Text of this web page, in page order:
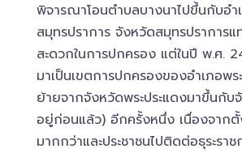
พิจารณาโอนตำบลบางนาไปขึ้นกับอำ
สมุทรปราการ จังหวัดสมุทรปราการแ
สะดวกในการปกครอง แต่ในปี พ.ศ.
มาเป็นเขตการปกครองของอำเภอพร
ย้ายจากจังหวัดพระประแดงมาขึ้นกับ
อยู่ก่อนแล้ว) อีกครั้งหนึ่ง เนื่องจาก
มากกว่าและประชาชนไปติดต่อธุระรา